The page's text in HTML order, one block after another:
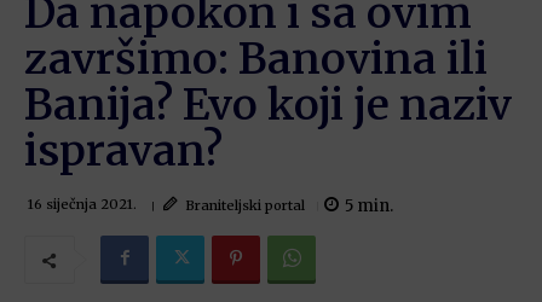
Da napokon i sa ovim
završimo: Banovina ili
Banija? Evo koji je naziv
ispravan?
16 siječnja 2021. Braniteljski portal 5 min.